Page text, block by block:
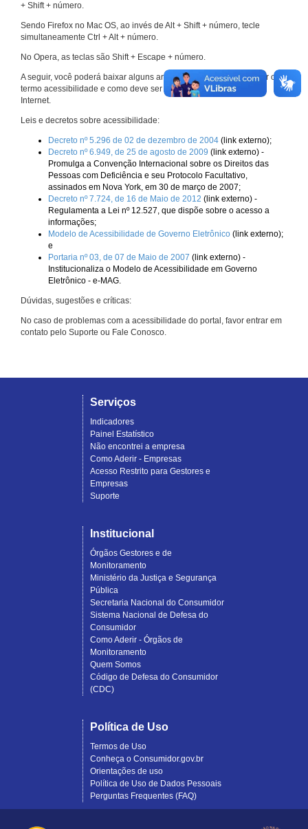
+ Shift + número.
Sendo Firefox no Mac OS, ao invés de Alt + Shift + número, tecle
simultaneamente Ctrl + Alt + número.
No Opera, as teclas são Shift + Escape + número.
A seguir, você poderá baixar alguns arquivos que explicam melhor o
termo acessibilidade e como deve ser implementado nos sites da
Internet.
Leis e decretos sobre acessibilidade:
Decreto nº 5.296 de 02 de dezembro de 2004 (link externo);
Decreto nº 6.949, de 25 de agosto de 2009 (link externo) -
Promulga a Convenção Internacional sobre os Direitos das
Pessoas com Deficiência e seu Protocolo Facultativo,
assinados em Nova York, em 30 de março de 2007;
Decreto nº 7.724, de 16 de Maio de 2012 (link externo) -
Regulamenta a Lei nº 12.527, que dispõe sobre o acesso a
informações;
Modelo de Acessibilidade de Governo Eletrônico (link externo);
e
Portaria nº 03, de 07 de Maio de 2007 (link externo) -
Institucionaliza o Modelo de Acessibilidade em Governo
Eletrônico - e-MAG.
Dúvidas, sugestões e críticas:
No caso de problemas com a acessibilidade do portal, favor entrar em
contato pelo Suporte ou Fale Conosco.
Serviços
Indicadores
Painel Estatístico
Não encontrei a empresa
Como Aderir - Empresas
Acesso Restrito para Gestores e
Empresas
Suporte
Institucional
Órgãos Gestores e de
Monitoramento
Ministério da Justiça e Segurança
Pública
Secretaria Nacional do Consumidor
Sistema Nacional de Defesa do
Consumidor
Como Aderir - Órgãos de
Monitoramento
Quem Somos
Código de Defesa do Consumidor
(CDC)
Política de Uso
Termos de Uso
Conheça o Consumidor.gov.br
Orientações de uso
Política de Uso de Dados Pessoais
Perguntas Frequentes (FAQ)